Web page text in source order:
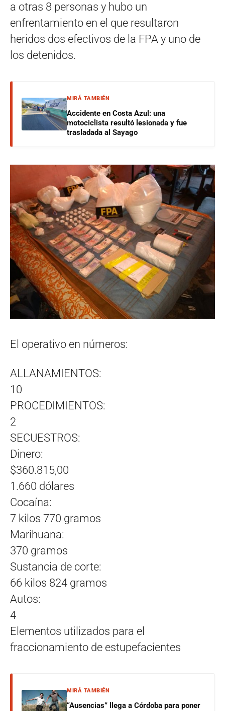
a otras 8 personas y hubo un
enfrentamiento en el que resultaron
heridos dos efectivos de la FPA y uno de
los detenidos.
MIRÁ TAMBIÉN
Accidente en Costa Azul: una
motociclista resultó lesionada y fue
trasladada al Sayago
El operativo en números:
ALLANAMIENTOS:
10
PROCEDIMIENTOS:
2
SECUESTROS:
Dinero:
$360.815,00
1.660 dólares
Cocaína:
7 kilos 770 gramos
Marihuana:
370 gramos
Sustancia de corte:
66 kilos 824 gramos
Autos:
4
Elementos utilizados para el
fraccionamiento de estupefacientes
MIRÁ TAMBIÉN
“Ausencias” llega a Córdoba para poner